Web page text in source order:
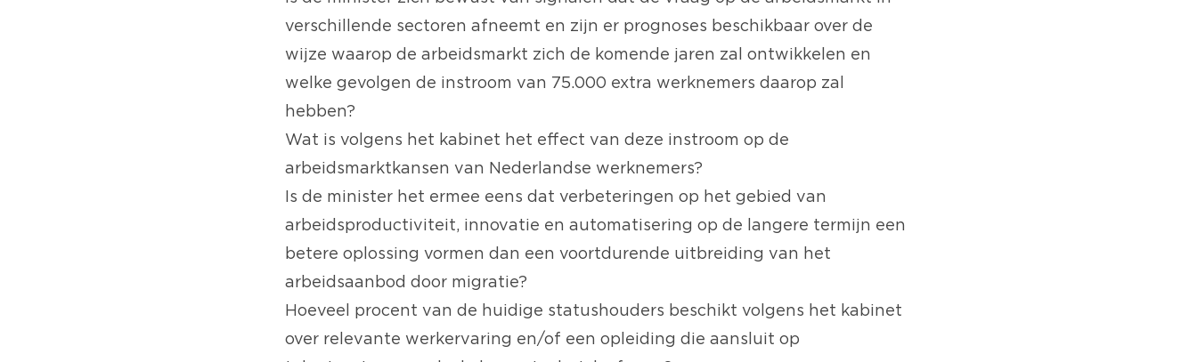
verschillende sectoren afneemt en zijn er prognoses beschikbaar over de
wijze waarop de arbeidsmarkt zich de komende jaren zal ontwikkelen en
welke gevolgen de instroom van 75.000 extra werknemers daarop zal
hebben?
Wat is volgens het kabinet het effect van deze instroom op de
arbeidsmarktkansen van Nederlandse werknemers?
Is de minister het ermee eens dat verbeteringen op het gebied van
arbeidsproductiviteit, innovatie en automatisering op de langere termijn een
betere oplossing vormen dan een voortdurende uitbreiding van het
arbeidsaanbod door migratie?
Hoeveel procent van de huidige statushouders beschikt volgens het kabinet
over relevante werkervaring en/of een opleiding die aansluit op